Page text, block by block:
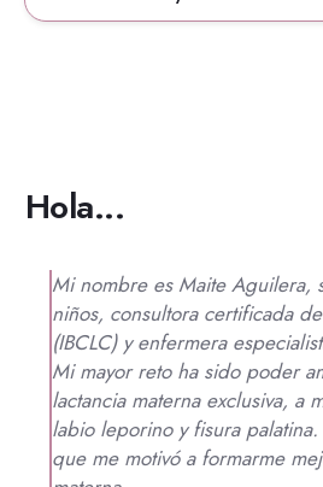
Hola...
Mi nombre es Maite Aguilera,
niños, consultora certificada
(IBCLC) y enfermera
Mi mayor reto ha sido poder
lactancia materna exclusiva, a
labio leporino y fisura palatina.
que me motivó a formarme